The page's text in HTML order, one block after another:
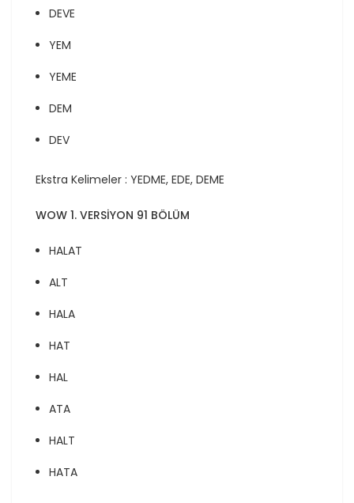
DEVE
YEM
YEME
DEM
DEV
Ekstra Kelimeler : YEDME, EDE, DEME
WOW 1. VERSİYON 91 BÖLÜM
HALAT
ALT
HALA
HAT
HAL
ATA
HALT
HATA